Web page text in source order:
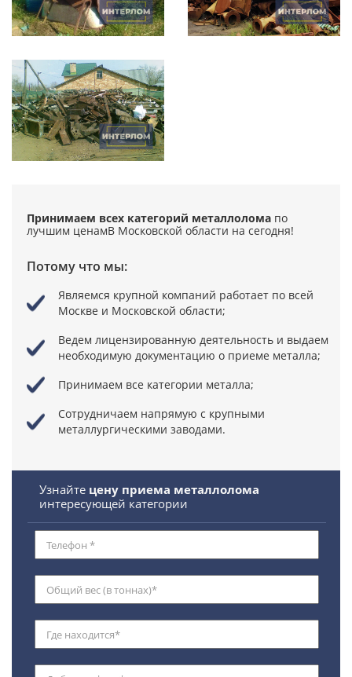
Принимаем всех категорий металлолома по
лучшим ценамВ Московской области на сегодня!
Потому что мы:
Являемся крупной компаний работает по всей
Москве и Московской области;
Ведем лицензированную деятельность и выдаем
необходимую документацию о приеме металла;
Принимаем все категории металла;
Сотрудничаем напрямую с крупными
металлургическими заводами.
Узнайте цену приема металлолома
интересующей категории